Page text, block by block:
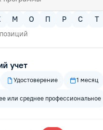
М О П Р С Т
позиций
учет
Удостоверение 1 месяц
или среднее профессиональное